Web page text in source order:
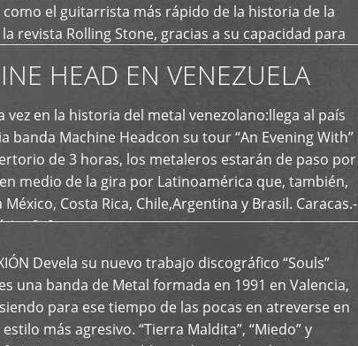
el guitarrista más rápido de la historia de la
revista Rolling Stone, gracias a su capacidad para
HEAD EN VENEZUELA
vez en la historia del metal venezolano:llega al país
banda Machine Headcon su tour “An Evening With”
de 3 horas, los metaleros estarán de paso por
medio de la gira por Latinoamérica que, también,
México, Costa Rica, Chile,Argentina y Brasil. Caracas.-
[…]
Devela su nuevo trabajo discográfico “Souls”
una banda de Metal formada en 1991 en Valencia,
para ese tiempo de las pocas en atreverse en
más agresivo. “Tierra Maldita”, “Miedo” y